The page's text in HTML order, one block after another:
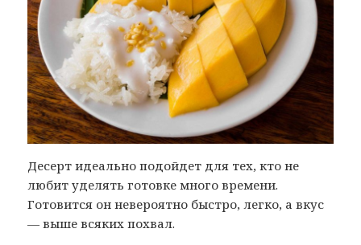
Десерт идеально подойдет для тех, кто не
любит уделять готовке много времени.
Готовится он невероятно быстро, легко, а вкус
— выше всяких похвал.